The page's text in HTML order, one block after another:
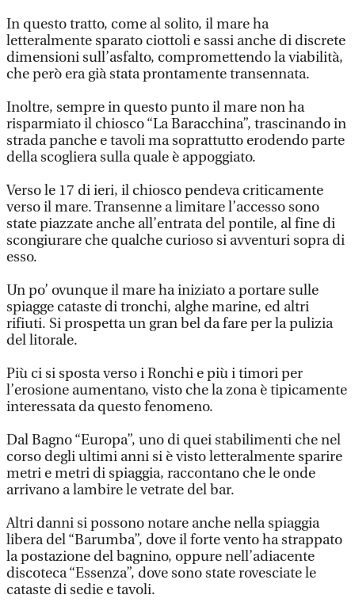
In questo tratto, come al solito, il mare ha
letteralmente sparato ciottoli e sassi anche di discrete
dimensioni sull’asfalto, compromettendo la viabilità,
che però era già stata prontamente transennata.
Inoltre, sempre in questo punto il mare non ha
risparmiato il chiosco “La Baracchina”, trascinando in
strada panche e tavoli ma soprattutto erodendo parte
della scogliera sulla quale è appoggiato.
Verso le 17 di ieri, il chiosco pendeva criticamente
verso il mare. Transenne a limitare l’accesso sono
state piazzate anche all’entrata del pontile, al fine di
scongiurare che qualche curioso si avventuri sopra di
esso.
Un po’ ovunque il mare ha iniziato a portare sulle
spiagge cataste di tronchi, alghe marine, ed altri
rifiuti. Si prospetta un gran bel da fare per la pulizia
del litorale.
Più ci si sposta verso i Ronchi e più i timori per
l’erosione aumentano, visto che la zona è tipicamente
interessata da questo fenomeno.
Dal Bagno “Europa”, uno di quei stabilimenti che nel
corso degli ultimi anni si è visto letteralmente sparire
metri e metri di spiaggia, raccontano che le onde
arrivano a lambire le vetrate del bar.
Altri danni si possono notare anche nella spiaggia
libera del “Barumba”, dove il forte vento ha strappato
la postazione del bagnino, oppure nell’adiacente
discoteca “Essenza”, dove sono state rovesciate le
cataste di sedie e tavoli.